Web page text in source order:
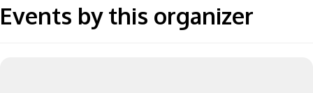
Events by this organizer